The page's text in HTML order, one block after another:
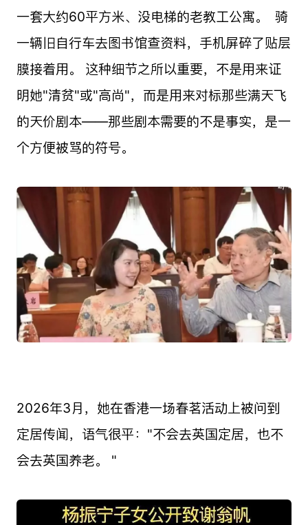
一套大约60平方米、没电梯的老教工公寓。 ​ 骑
一辆旧自行车去图书馆查资料，手机屏碎了贴层
膜接着用。 这种细节之所以重要，不是用来证
明她"清贫"或"高尚"，而是用来对标那些满天飞
的天价剧本——那些剧本需要的不是事实，是一
个方便被骂的符号。
2026年3月，她在香港一场春茗活动上被问到
定居传闻，语气很平："不会去英国定居，也不
会去英国养老。 "